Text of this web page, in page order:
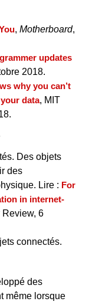
, Motherboard,
updates
2018.
why you can’t
data, MIT
Des objets
des
Lire : For
in internet-
Review, 6
connectés.
des
même lorsque